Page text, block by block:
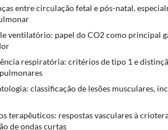
entre circulação fetal e pós-natal,
ventilatório: papel do CO2 como principal
respiratória: critérios de tipo 1 e
classificação de lesões musculares,
terapêuticos: respostas vasculares à
de ondas curtas